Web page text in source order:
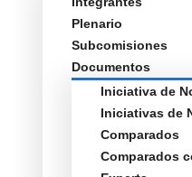
Plenario
Subcomisiones
Documentos
Iniciativa de
Iniciativas de
Comparados
Comparados